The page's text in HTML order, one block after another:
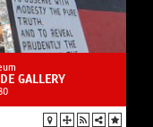
GALLERY